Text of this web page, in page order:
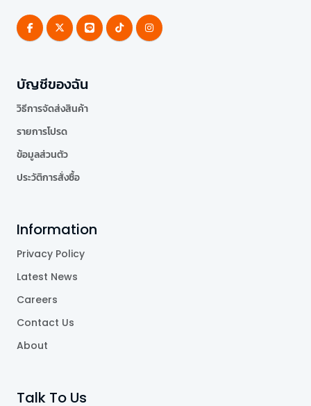
บัญชีของฉัน
วิธีการจัดส่งสินค้า
รายการโปรด
ข้อมูลส่วนตัว
ประวัติการสั่งซื้อ
Information
Privacy Policy
Latest News
Careers
Contact Us
About
Talk To Us